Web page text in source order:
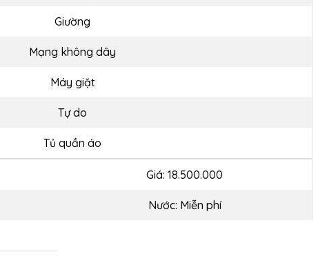
Giường
Mạng không dây
Máy giặt
Tự do
Tủ quần áo
Giá: 18.500.000
Nước: Miễn phí